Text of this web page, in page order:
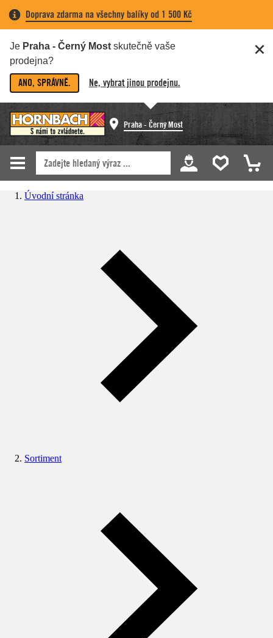
Doprava zdarma na všechny balíky od 1 500 Kč
Je Praha - Černý Most skutečně vaše
prodejna?
ANO, SPRÁVNĚ. Ne, vybrat jinou prodejnu.
Praha - Černý Most
Úvodní stránka
Sortiment